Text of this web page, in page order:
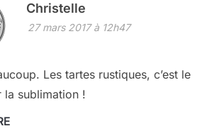
Christelle
27 mars 2017 à 12h47
Les tartes rustiques, c’est le
la sublimation !